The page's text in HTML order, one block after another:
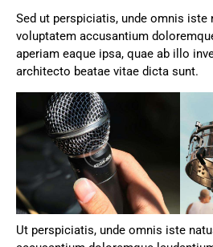
Sed ut perspiciatis, unde omnis iste
voluptatem accusantium
aperiam eaque ipsa, quae ab illo
architecto beatae vitae dicta sunt.
Ut perspiciatis, unde omnis iste